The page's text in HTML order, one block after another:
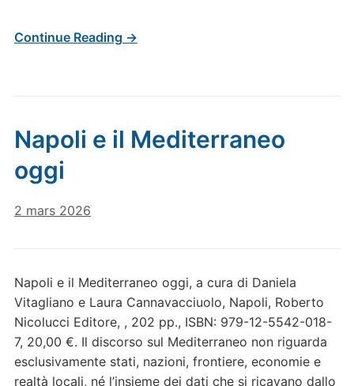
Continue Reading →
Napoli e il Mediterraneo
oggi
2 mars 2026
Napoli e il Mediterraneo oggi, a cura di Daniela
Vitagliano e Laura Cannavacciuolo, Napoli, Roberto
Nicolucci Editore, , 202 pp., ISBN: 979-12-5542-018-
7, 20,00 €. Il discorso sul Mediterraneo non riguarda
esclusivamente stati, nazioni, frontiere, economie e
realtà locali, né l’insieme dei dati che si ricavano dallo